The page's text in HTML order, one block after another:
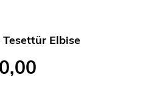
Tesettür Elbise